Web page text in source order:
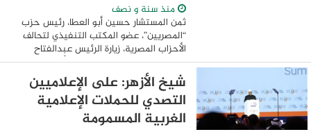
منذ سنة و نصف
ثمن المستشار حسين أبو العطا، رئيس حزب
“المصريين”، عضو المكتب التنفيذي لتحالف
الأحزاب المصرية، زيارة الرئيس عبدالفتاح
السيسي إلى العاصمة الإماراتية أبو ظبي،
ولقائه الشيخ محمد بن زايد رئيس دولة ...
شيخ الأزهر: على الإعلاميين
التصدي للحملات الإعلامية
الغربية المسمومة